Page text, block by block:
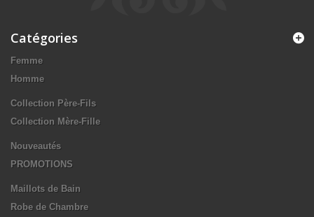
Catégories
Femme
Homme
Collection Père-Fils
Collection Mère-Fille
Nouveautés
PROMOTIONS
Maillots de Bain
Robe de Chambre